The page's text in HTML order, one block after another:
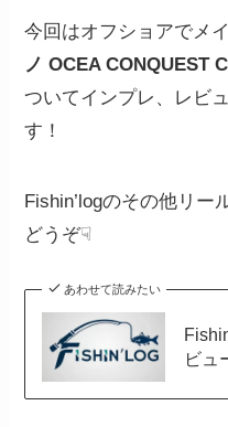
今回はオフショアでメ
ノ OCEA CONQUEST
ついてインプレ、レビ
す！
Fishin’logのその他リー
どうぞ☟
あわせて読みたい
ビュ